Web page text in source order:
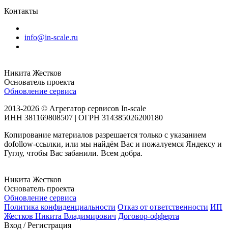
Контакты
info@in-scale.ru
Никита Жестков
Основатель проекта
Обновление сервиса
2013-2026 © Агрегатор сервисов In-scale
ИНН 381169808507 | ОГРН 314385026200180
Копирование материалов разрешается только с указанием
dofollow-ссылки, или мы найдём Вас и пожалуемся Яндексу и
Гуглу, чтобы Вас забанили. Всем добра.
Никита Жестков
Основатель проекта
Обновление сервиса
Политика конфиденциальности Отказ от ответственности ИП
Жестков Никита Владимирович Договор-офферта
Вход / Регистрация